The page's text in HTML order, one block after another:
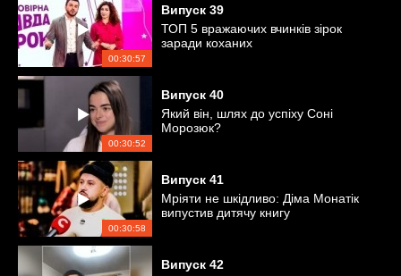
00:30:57
Випуск 39
ТОП 5 вражаючих вчинків зірок
заради коханих
00:30:52
Випуск 40
Який він, шлях до успіху Соні
Морозюк?
00:30:58
Випуск 41
Мріяти не шкідливо: Діма Монатік
випустив дитячу книгу
Випуск 42